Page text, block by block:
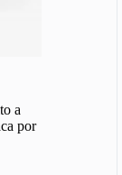
a
por